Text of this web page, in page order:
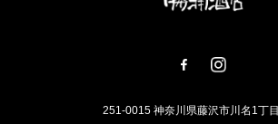
251-0015 神奈川県藤沢市川名1丁